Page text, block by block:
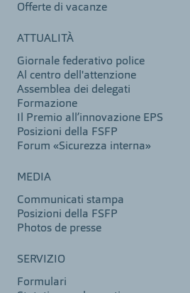
Offerte di vacanze
ATTUALITÀ
Giornale federativo police
Al centro dell'attenzione
Assemblea dei delegati
Formazione
Il Premio all’innovazione EPS
Posizioni della FSFP
Forum «Sicurezza interna»
MEDIA
Communicati stampa
Posizioni della FSFP
Photos de presse
SERVIZIO
Formulari